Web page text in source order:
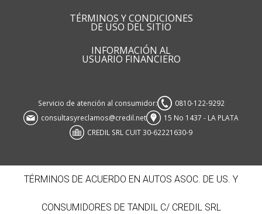
TÉRMINOS Y CONDICIONES
DE USO DEL SITIO
INFORMACIÓN AL
USUARIO FINANCIERO
Servicio de atención al consumidor:
0810-122-9292
consultasyreclamos@credil.net
15 No 1437 - LA PLATA
CREDIL SRL CUIT 30-62221630-9
TÉRMINOS DE ACUERDO EN AUTOS ASOC. DE US. Y
CONSUMIDORES DE TANDIL C/ CREDIL SRL